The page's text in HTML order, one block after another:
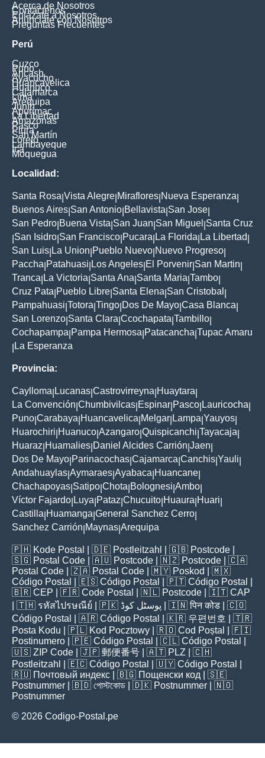
Acerca de Nosotros
Contáctenos
Enlázate a Nosotros
Anúnciate con Nosotros
Preguntas Frecuentes
Perú
Cuzco
Puno
Ancash
Ayacucho
Huancavelica
Huanuco
Cajamarca
Lima
Arequipa
Junín
Apurimac
La Libertad
Amazonas
Pasco
Piura
San Martín
Loreto
Lambayeque
Ica
Moquegua
Localidad:
Santa Rosa Vista Alegre Miraflores Nueva Esperanza
Buenos Aires San Antonio Bellavista San Jose
San Pedro Buena Vista San Juan San Miguel Santa Cruz
San Isidro San Francisco Pucara La Florida La Libertad
San Luis La Union Pueblo Nuevo Nuevo Progreso
Paccha Patahuasi Los Angeles El Porvenir San Martin
Tranca La Victoria Santa Ana Santa Maria Tambo
Cruz Pata Pueblo Libre Santa Elena San Cristobal
Pampahuasi Totora Tingo Dos De Mayo Casa Blanca
San Lorenzo Santa Clara Ccochapata Tambillo
Cochapampa Pampa Hermosa Patacancha Tupac Amaru
La Esperanza
Provincia:
Caylloma Lucanas Castrovirreyna Huaytara
La Convención Chumbivilcas Espinar Pasco Lauricocha
Puno Carabaya Huancavelica Melgar Lampa Yauyos
Huarochiri Huanuco Azangaro Quispicanchi Tayacaja
Huaraz Huamalies Daniel Alcides Carrión Jaen
Dos De Mayo Parinacochas Cajamarca Canchis Yauli
Andahuaylas Aymaraes Ayabaca Huancane
Chachapoyas Satipo Chota Bolognesi Ambo
Víctor Fajardo Luya Pataz Chucuito Huaura Huari
Castilla Huamanga General Sanchez Cerro
Sanchez Carrión Maynas Arequipa
🇵🇭 Kode Postal | 🇩🇪 Postleitzahl | 🇬🇧 Postcode
🇸🇬 Postal Code | 🇦🇺 Postcode | 🇳🇿 Postcode | 🇨🇦
Postal Code | 🇿🇦 Postal Code | 🇲🇾 Poskod
| 🇲🇽
Código Postal
| 🇪🇸 Código Postal | 🇵🇹 Código Postal
🇧🇷 CEP | 🇫🇷 Code Postal | 🇳🇱 Postcode | 🇮🇹 CAP
| 🇹🇭 รหัสไปรษณีย์ | 🇵🇰 پوسٹل کوڈ | 🇮🇳पिन कोड | 🇨🇴
Código Postal
| 🇦🇷 Código Postal | 🇰🇷 우편번호
| 🇹🇷
Posta Kodu | 🇵🇱 Kod Pocztowy | 🇷🇴 Cod Poștal
| 🇫🇮
Postinumero | 🇵🇪 Código Postal | 🇨🇱 Código Postal
🇺🇸 ZIP Code | 🇯🇵 郵便番号 | 🇦🇹 PLZ | 🇨🇭
Postleitzahl
| 🇪🇨 Código Postal | 🇺🇾 Código Postal
🇷🇺 Почтовый индекс | 🇧🇬 Пощенски код | 🇸🇪
Postnummer | 🇧🇩 পোস্টকোড | 🇩🇰 Postnummer | 🇳🇴
Postnummer
© 2026 Codigo-Postal.pe